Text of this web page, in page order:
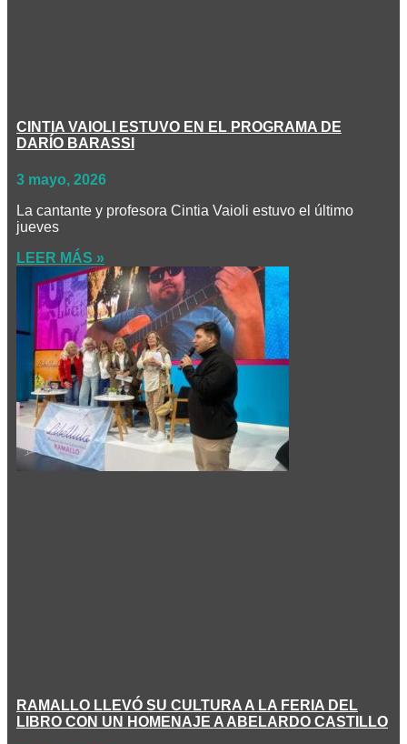
CINTIA VAIOLI ESTUVO EN EL PROGRAMA DE
DARÍO BARASSI
3 mayo, 2026
La cantante y profesora Cintia Vaioli estuvo el último
jueves
LEER MÁS »
RAMALLO LLEVÓ SU CULTURA A LA FERIA DEL
LIBRO CON UN HOMENAJE A ABELARDO CASTILLO